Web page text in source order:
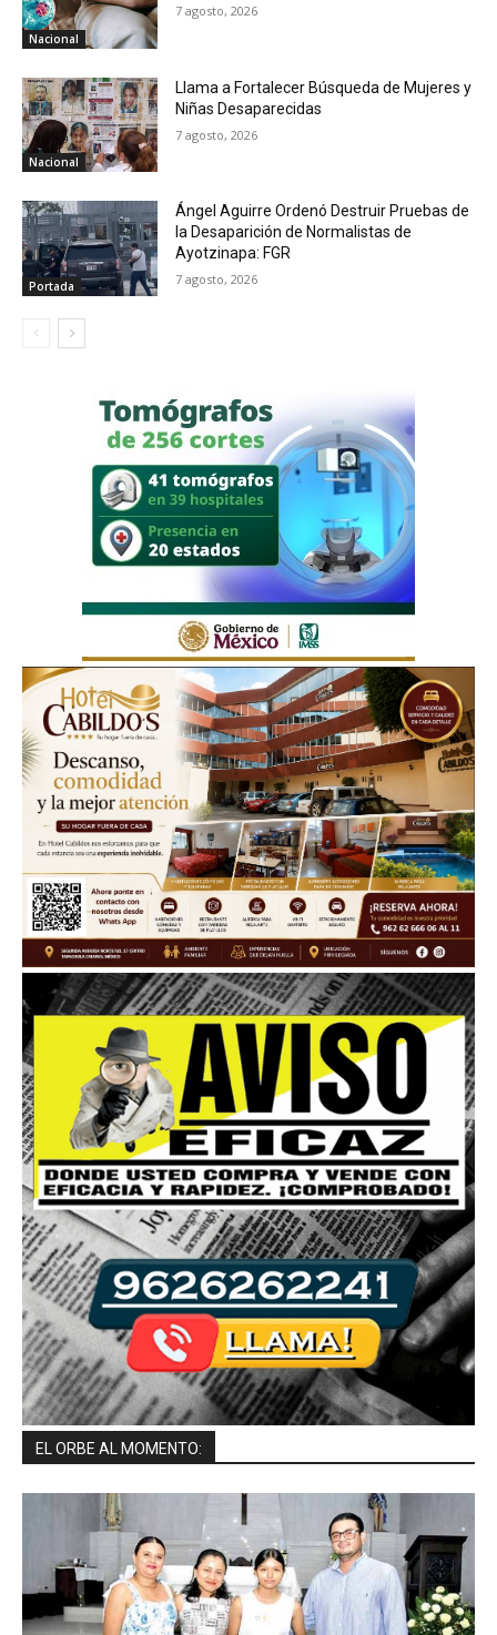
Nacional
7 agosto, 2026
Nacional
Llama a Fortalecer Búsqueda de Mujeres y
Niñas Desaparecidas
7 agosto, 2026
Portada
Ángel Aguirre Ordenó Destruir Pruebas de
la Desaparición de Normalistas de
Ayotzinapa: FGR
7 agosto, 2026
EL ORBE AL MOMENTO: